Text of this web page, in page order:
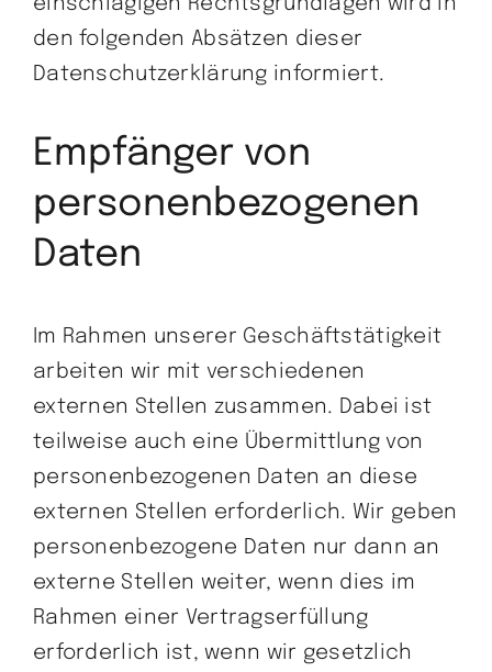
den folgenden Absätzen dieser
Datenschutzerklärung informiert.
Empfänger von
personenbezogenen
Daten
Im Rahmen unserer Geschäftstätigkeit
arbeiten wir mit verschiedenen
externen Stellen zusammen. Dabei ist
teilweise auch eine Übermittlung von
personenbezogenen Daten an diese
externen Stellen erforderlich. Wir geben
personenbezogene Daten nur dann an
externe Stellen weiter, wenn dies im
Rahmen einer Vertragserfüllung
erforderlich ist, wenn wir gesetzlich